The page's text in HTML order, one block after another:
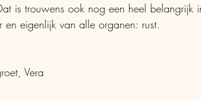
is trouwens ook nog een heel belangrijk
en eigenlijk van alle organen: rust.
Vera